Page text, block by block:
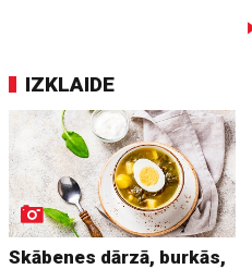
IZKLAIDE
Skābenes dārzā, burkās,